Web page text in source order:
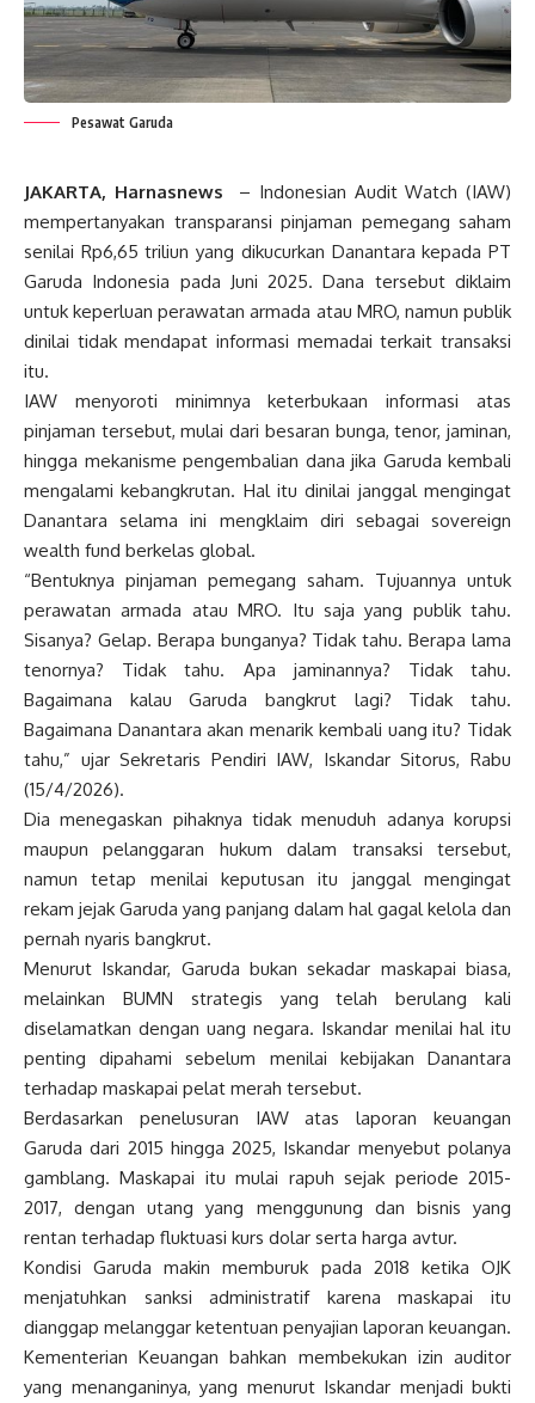
Pesawat Garuda
JAKARTA, Harnasnews
– Indonesian Audit Watch (IAW)
mempertanyakan transparansi pinjaman pemegang saham
senilai Rp6,65 triliun yang dikucurkan Danantara kepada PT
Garuda Indonesia pada Juni 2025. Dana tersebut diklaim
untuk keperluan perawatan armada atau MRO, namun publik
dinilai tidak mendapat informasi memadai terkait transaksi
itu.
IAW menyoroti minimnya keterbukaan informasi atas
pinjaman tersebut, mulai dari besaran bunga, tenor, jaminan,
hingga mekanisme pengembalian dana jika Garuda kembali
mengalami kebangkrutan. Hal itu dinilai janggal mengingat
Danantara selama ini mengklaim diri sebagai sovereign
wealth fund berkelas global.
“Bentuknya pinjaman pemegang saham. Tujuannya untuk
perawatan armada atau MRO. Itu saja yang publik tahu.
Sisanya? Gelap. Berapa bunganya? Tidak tahu. Berapa lama
tenornya? Tidak tahu. Apa jaminannya? Tidak tahu.
Bagaimana kalau Garuda bangkrut lagi? Tidak tahu.
Bagaimana Danantara akan menarik kembali uang itu? Tidak
tahu,” ujar Sekretaris Pendiri IAW, Iskandar Sitorus, Rabu
(15/4/2026).
Dia menegaskan pihaknya tidak menuduh adanya korupsi
maupun pelanggaran hukum dalam transaksi tersebut,
namun tetap menilai keputusan itu janggal mengingat
rekam jejak Garuda yang panjang dalam hal gagal kelola dan
pernah nyaris bangkrut.
Menurut Iskandar, Garuda bukan sekadar maskapai biasa,
melainkan BUMN strategis yang telah berulang kali
diselamatkan dengan uang negara. Iskandar menilai hal itu
penting dipahami sebelum menilai kebijakan Danantara
terhadap maskapai pelat merah tersebut.
Berdasarkan penelusuran IAW atas laporan keuangan
Garuda dari 2015 hingga 2025, Iskandar menyebut polanya
gamblang. Maskapai itu mulai rapuh sejak periode 2015-
2017, dengan utang yang menggunung dan bisnis yang
rentan terhadap fluktuasi kurs dolar serta harga avtur.
Kondisi Garuda makin memburuk pada 2018 ketika OJK
menjatuhkan sanksi administratif karena maskapai itu
dianggap melanggar ketentuan penyajian laporan keuangan.
Kementerian Keuangan bahkan membekukan izin auditor
yang menanganinya, yang menurut Iskandar menjadi bukti